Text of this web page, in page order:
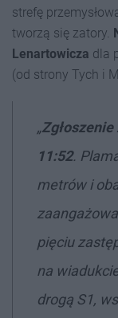
strefę
tworzą się zatory.
Lenartowicza dla
(od strony Tych i
„
11:52.
metrów i
pięciu
na
drogą S1,